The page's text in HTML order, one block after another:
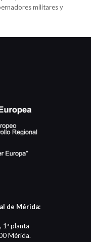
militares y
de Mérida:
1ª planta
Mérida.